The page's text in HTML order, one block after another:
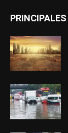
PRINCIPALES